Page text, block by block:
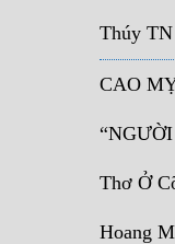
Thúy
CAO
Thơ Ở
Hoang